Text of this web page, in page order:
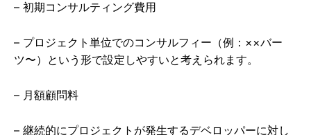
– 初期コンサルティング費用
– プロジェクト単位でのコンサルフィー（例：××バー
ツ〜）という形で設定しやすいと考えられます。
– 月額顧問料
– 継続的にプロジェクトが発生するデベロッパーに対し